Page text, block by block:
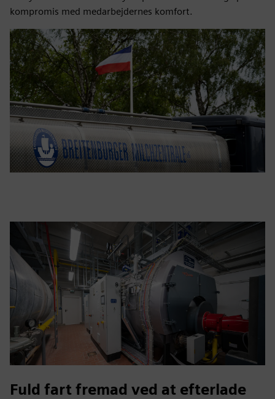
kompromis med medarbejdernes komfort.
Fuld fart fremad ved at efterlade